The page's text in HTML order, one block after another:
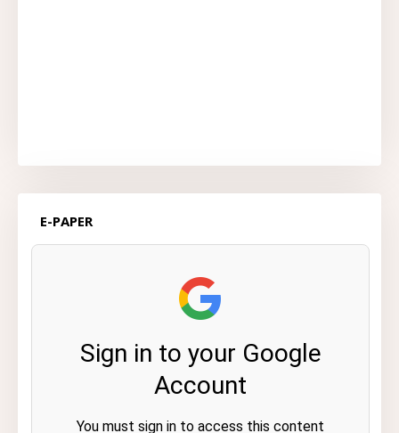
E-PAPER